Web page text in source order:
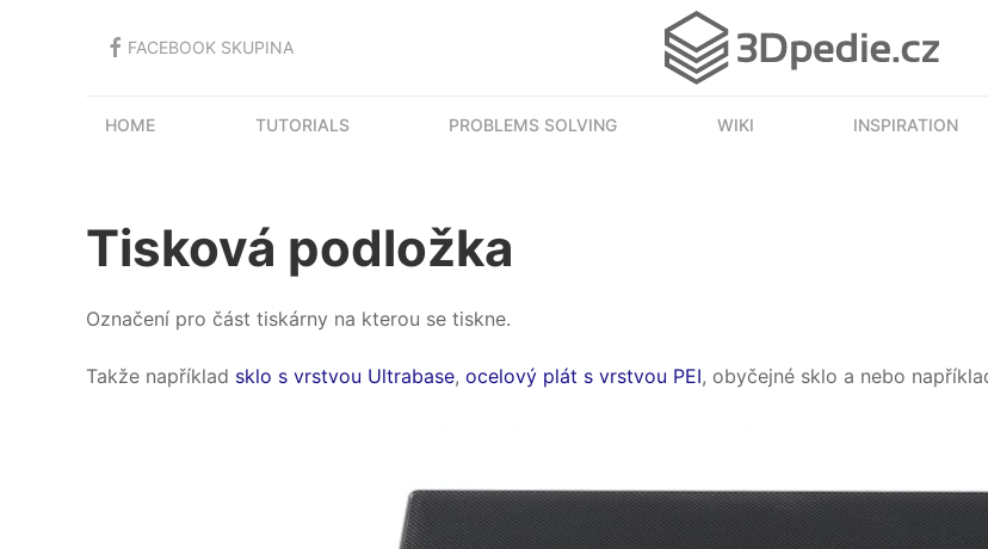
FACEBOOK SKUPINA
HOME TUTORIALS PROBLEMS SOLVING WIKI INSPIRATION
Tisková podložka
Označení pro část tiskárny na kterou se tiskne.
Takže například sklo s vrstvou Ultrabase, ocelový plát s vrstvou PEI, obyčejné sklo a nebo